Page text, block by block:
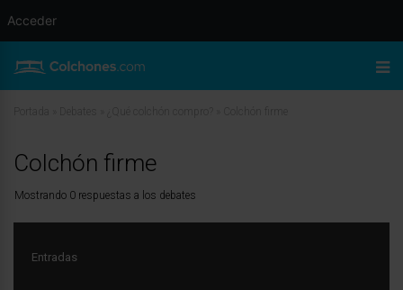
Colchón firme
Mostrando 0 respuestas a los debates
Entradas
Acceder